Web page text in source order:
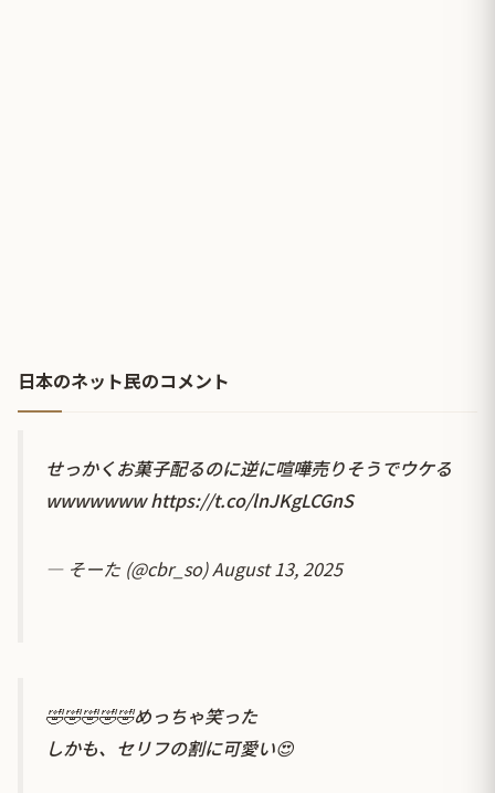
日本のネット民のコメント
せっかくお菓子配るのに逆に喧嘩売りそうでウケる
wwwwwwwhttps://t.co/lnJKgLCGnS
— そーた (@cbr_so)August 13, 2025
🤣🤣🤣🤣🤣めっちゃ笑った
しかも、セリフの割に可愛い😍